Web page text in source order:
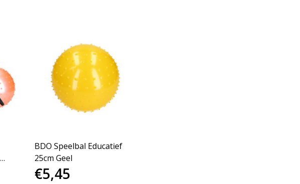
BDO Speelbal Educatief
25cm Geel
€5,45